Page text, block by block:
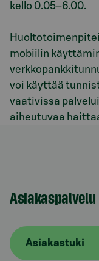
kello 0.05–6.00.
mobiilin
voi käyttää
vaativissa
aiheutuvaa
Asiakaspalvelu
Asiakastuki